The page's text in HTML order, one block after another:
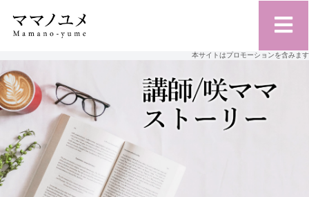
本サイトはプロモーションを含みます